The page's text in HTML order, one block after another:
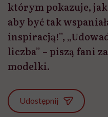
którym pokazuje, jak
aby być tak
inspiracją!”,
liczba” – piszą fani
modelki.
Udostępnij